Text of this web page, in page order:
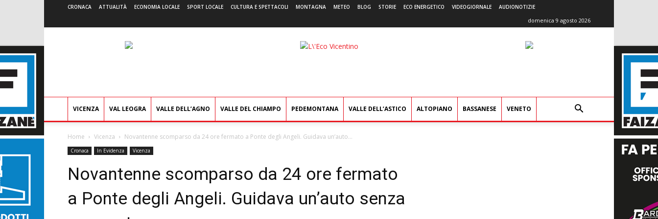
CRONACA ATTUALITÀ ECONOMIA LOCALE SPORT LOCALE CULTURA E SPETTACOLI MONTAGNA METEO BLOG STORIE ECO ENERGETICO VIDEOGIORNALE AUDIONOTIZIE
domenica 9 agosto 2026
L'Eco
VICENZA VAL LEOGRA VALLE DELL’AGNO VALLE DEL CHIAMPO PEDEMONTANA VALLE DELL’ASTICO ALTOPIANO BASSANESE VENETO
Home Vicenza Novantenne scomparso da 24 ore fermato a Ponte degli Angeli. Guidava un’auto...
Cronaca In Evidenza Vicenza
Novantenne scomparso da 24 ore fermato
a Ponte degli Angeli. Guidava un’auto senza